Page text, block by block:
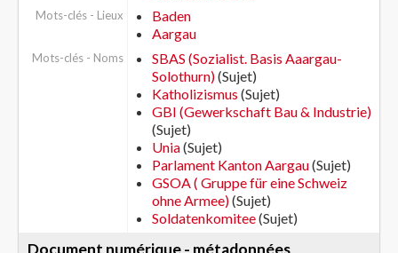
Mots-clés - Lieux
Baden
Aargau
Mots-clés - Noms
SBAS (Sozialist. Basis Aaargau-
Solothurn)(Sujet)
Katholizismus (Sujet)
GBI (Gewerkschaft Bau & Industrie)
(Sujet)
Unia(Sujet)
Parlament Kanton Aargau(Sujet)
GSOA ( Gruppe für eine Schweiz
ohne Armee)(Sujet)
Soldatenkomitee(Sujet)
Document numérique - métadonnées